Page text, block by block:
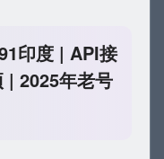
印度 | API接
| 2025年老号